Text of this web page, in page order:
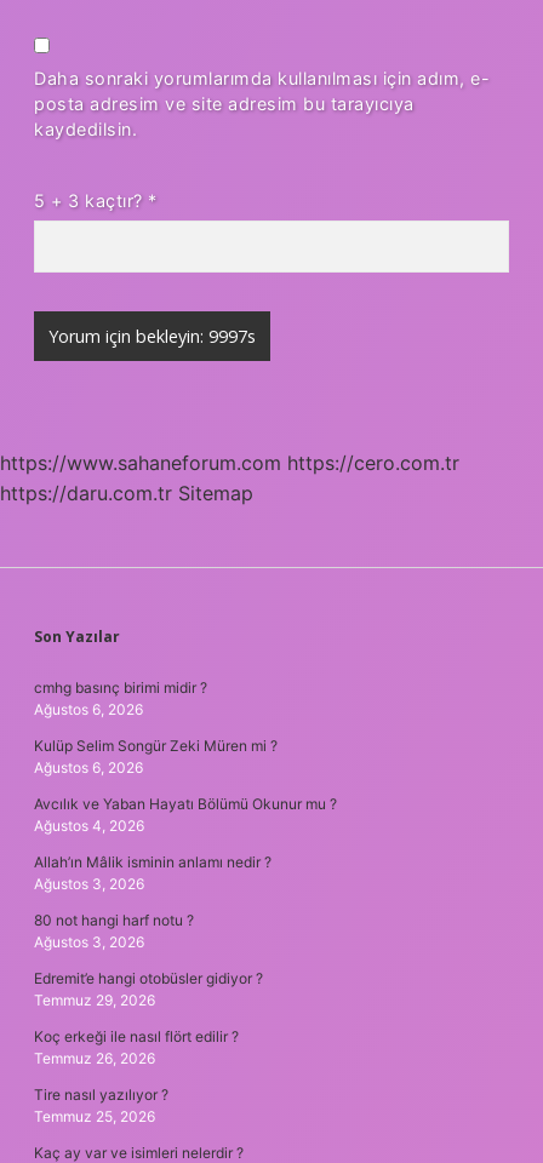
Daha sonraki yorumlarımda kullanılması için adım, e-
posta adresim ve site adresim bu tarayıcıya
kaydedilsin.
5 + 3 kaçtır? *
https://www.sahaneforum.com https://cero.com.tr
https://daru.com.tr Sitemap
SIDEBAR
Son Yazılar
cmhg basınç birimi midir ?
Ağustos 6, 2026
Kulüp Selim Songür Zeki Müren mi ?
Ağustos 6, 2026
Avcılık ve Yaban Hayatı Bölümü Okunur mu ?
Ağustos 4, 2026
Allah’ın Mâlik isminin anlamı nedir ?
Ağustos 3, 2026
80 not hangi harf notu ?
Ağustos 3, 2026
Edremit’e hangi otobüsler gidiyor ?
Temmuz 29, 2026
Koç erkeği ile nasıl flört edilir ?
Temmuz 26, 2026
Tire nasıl yazılıyor ?
Temmuz 25, 2026
Kaç ay var ve isimleri nelerdir ?